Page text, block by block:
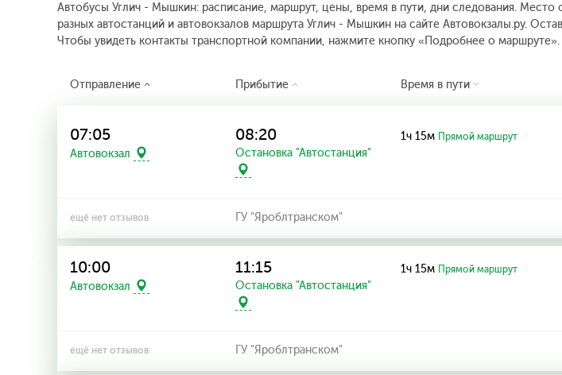
Автобусы Углич - Мышкин: расписание, маршрут, цены, время в пути, дни следования. Место
разных автостанций и автовокзалов маршрута Углич - Мышкин на сайте Автовокзалы.ру.
Чтобы увидеть контакты транспортной компании, нажмите кнопку «Подробнее о маршруте».
Отправление Прибытие Время в пути
07:05
Автовокзал
08:20
Остановка "Автостанция"
1ч 15м Прямой маршрут
ещё нет отзывов ГУ "Яроблтранском"
10:00
Автовокзал
11:15
Остановка "Автостанция"
1ч 15м Прямой маршрут
ещё нет отзывов ГУ "Яроблтранском"